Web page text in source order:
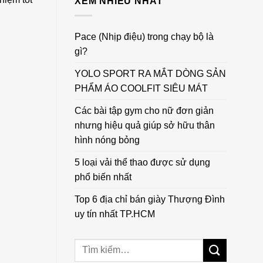
Pace (Nhịp điệu) trong chạy bộ là
gì?
YOLO SPORT RA MẮT DÒNG SẢN
PHẨM ÁO COOLFIT SIÊU MÁT
Các bài tập gym cho nữ đơn giản
nhưng hiệu quả giúp sở hữu thân
hình nóng bỏng
5 loại vải thể thao được sử dụng
phổ biến nhất
Top 6 địa chỉ bán giày Thượng Đình
uy tín nhất TP.HCM